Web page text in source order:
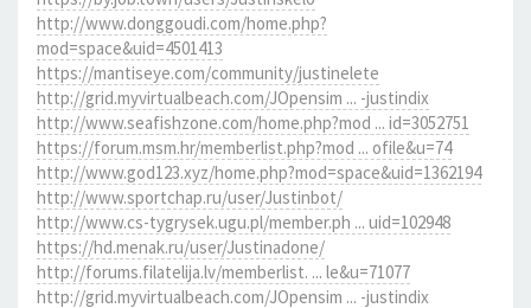
http://www.donggoudi.com/home.php?
mod=space&uid=4501413
https://mantiseye.com/community/justinelete
http://grid.myvirtualbeach.com/JOpensim ... -justindix
http://www.seafishzone.com/home.php?mod ... id=3052751
https://forum.msm.hr/memberlist.php?mod ... ofile&u=74
http://www.god123.xyz/home.php?mod=space&uid=1362194
http://www.sportchap.ru/user/Justinbot/
http://www.cs-tygrysek.ugu.pl/member.ph ... uid=102948
https://hd.menak.ru/user/Justinadone/
http://forums.filatelija.lv/memberlist. ... le&u=71077
http://grid.myvirtualbeach.com/JOpensim ... -justindix